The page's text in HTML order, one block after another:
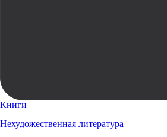
Книги
Нехудожественная литература